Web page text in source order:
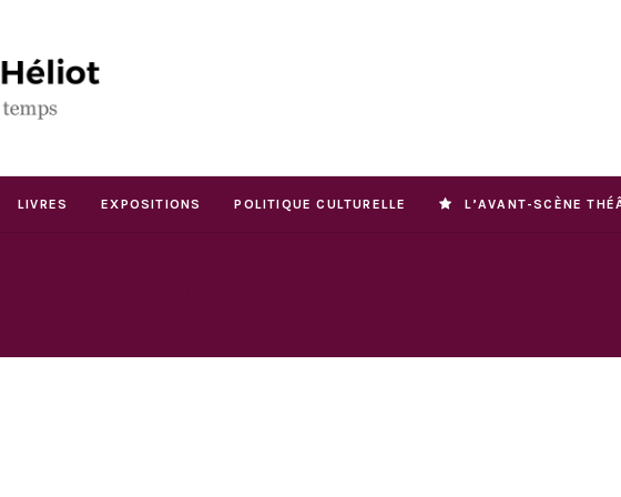
LIVRES EXPOSITIONS POLITIQUE CULTURELLE L’AVANT-SCÈNE